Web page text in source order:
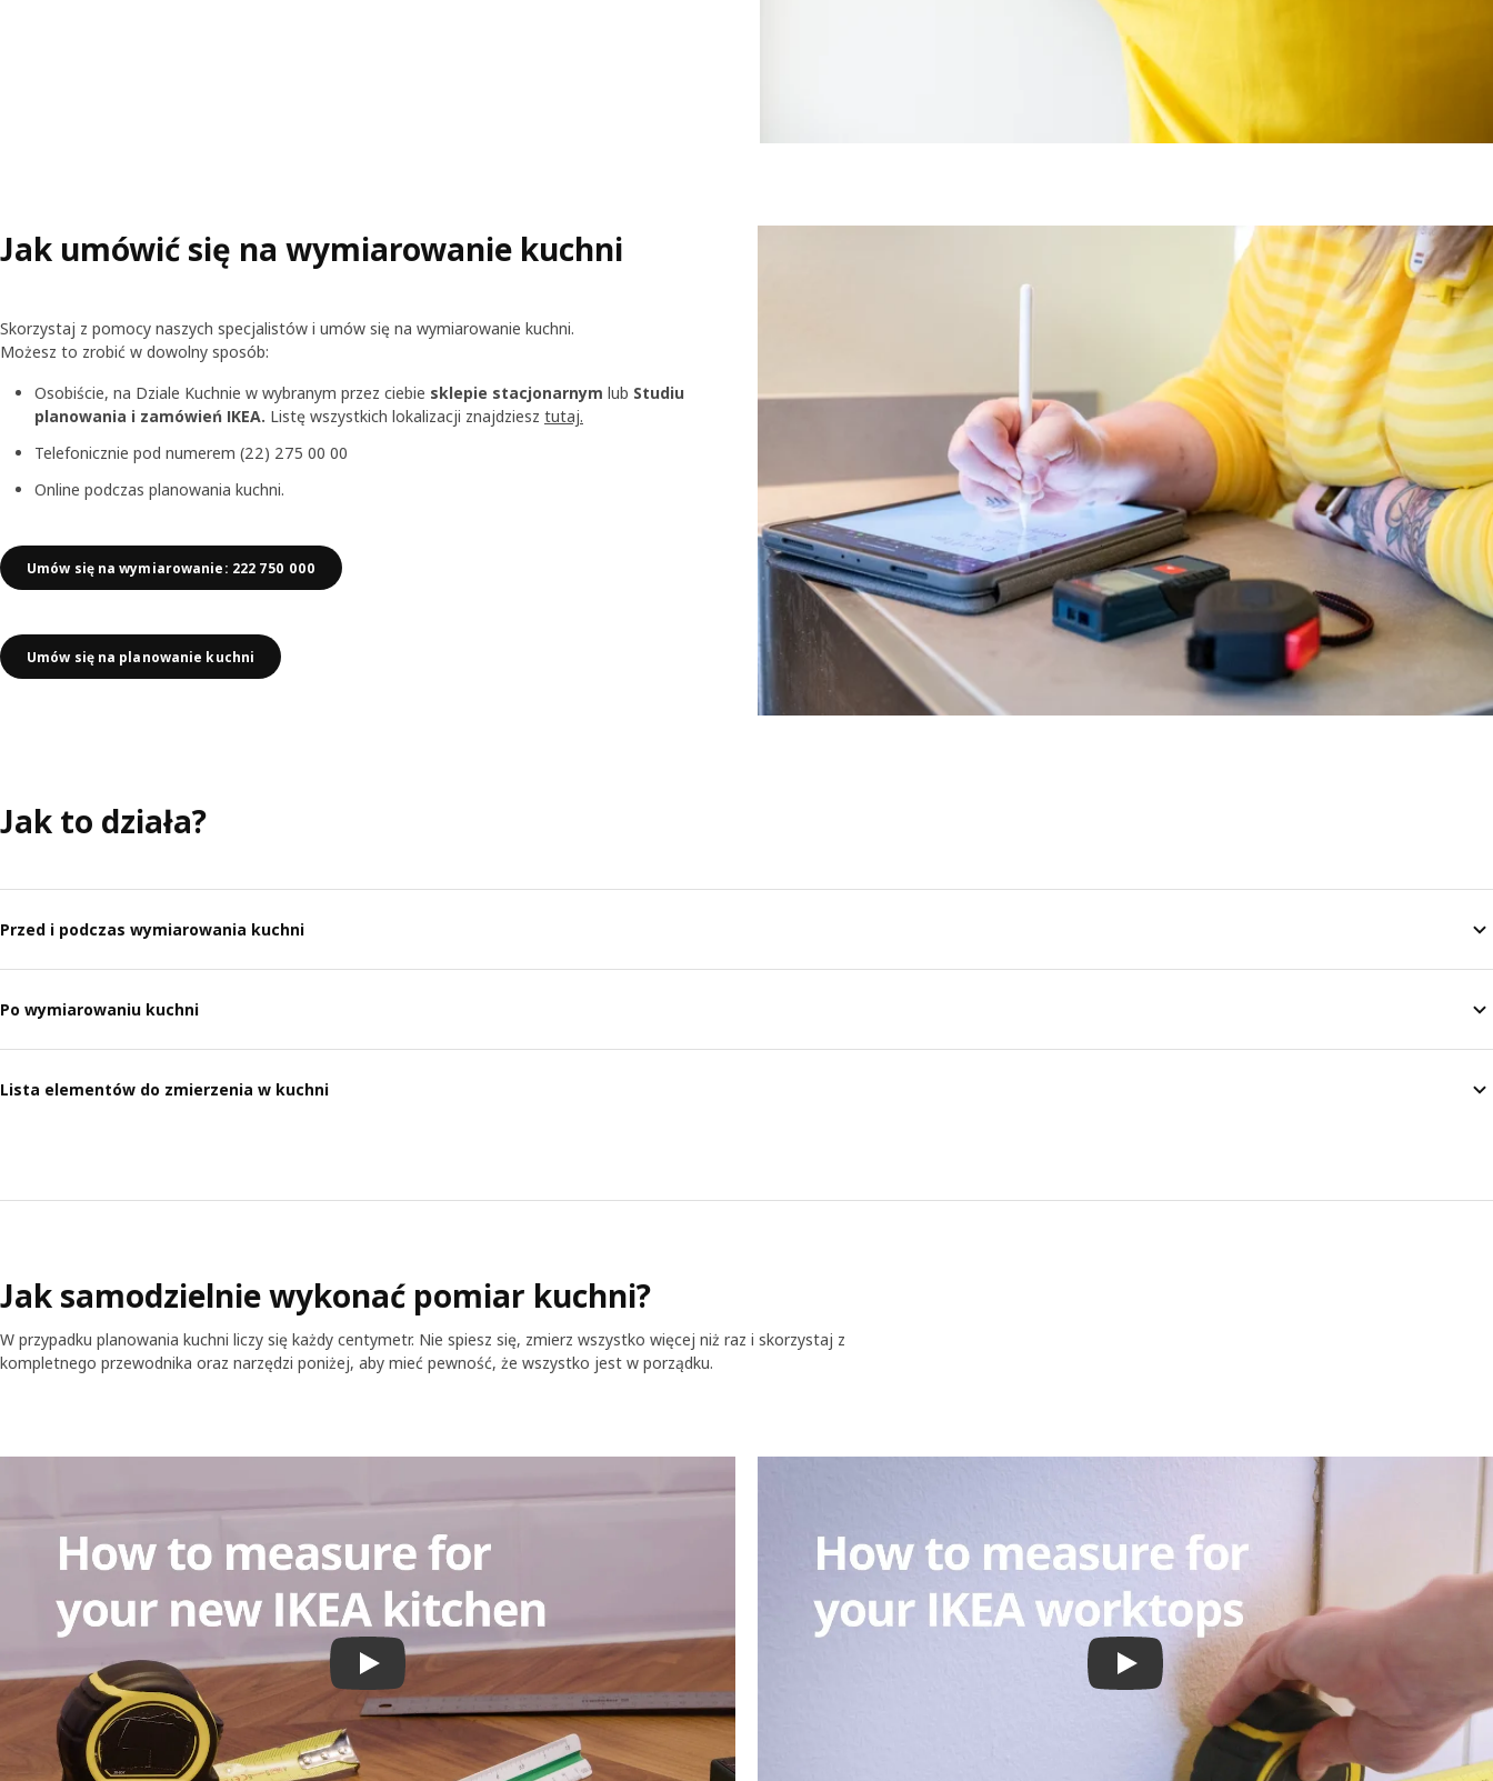
Jak umówić się na wymiarowanie kuchni
Skorzystaj z pomocy naszych specjalistów i umów się na wymiarowanie kuchni.
Możesz to zrobić w dowolny sposób:
Osobiście, na Dziale Kuchnie w wybranym przez ciebie sklepie stacjonarnym lub Studiu
planowania i zamówień IKEA. Listę wszystkich lokalizacji znajdziesz tutaj.
Telefonicznie pod numerem (22) 275 00 00
Online podczas planowania kuchni.
Umów się na wymiarowanie: 222 750 000
Umów się na planowanie kuchni
Jak to działa?
Przed i podczas wymiarowania kuchni
Po wymiarowaniu kuchni
Lista elementów do zmierzenia w kuchni
Jak samodzielnie wykonać pomiar kuchni?
W przypadku planowania kuchni liczy się każdy centymetr. Nie spiesz się, zmierz wszystko więcej niż raz i skorzystaj z
kompletnego przewodnika oraz narzędzi poniżej, aby mieć pewność, że wszystko jest w porządku.
Odtwórz film Odtwórz film